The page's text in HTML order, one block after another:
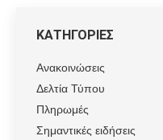
ΚΑΤΗΓΟΡΙΕΣ
Ανακοινώσεις
Δελτία Τύπου
Πληρωμές
Σημαντικές ειδήσεις